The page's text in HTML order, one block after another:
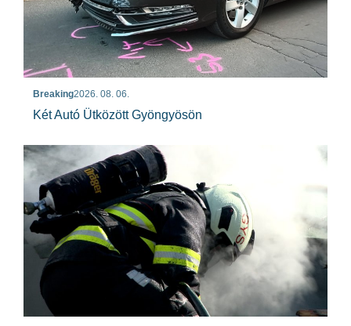
Breaking2026. 08. 06.
Két Autó Ütközött Gyöngyösön